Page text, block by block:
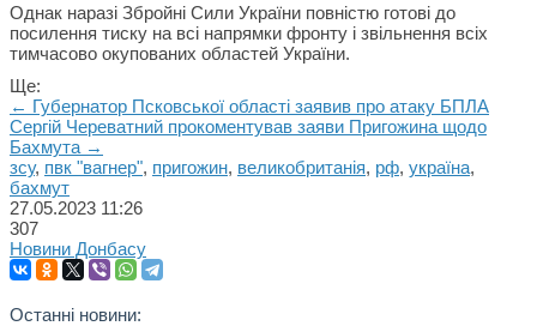
Однак наразі Збройні Сили України повністю готові до
посилення тиску на всі напрямки фронту і звільнення всіх
тимчасово окупованих областей України.
Ще:
← Губернатор Псковської області заявив про атаку БПЛА
Сергій Череватний прокоментував заяви Пригожина щодо
Бахмута →
зсу, пвк "вагнер", пригожин, великобританія, рф, україна,
бахмут
27.05.2023 11:26
307
Новини Донбасу
Останні новини: